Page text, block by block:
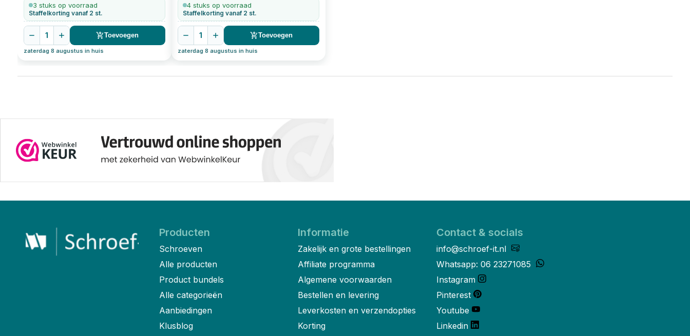
3 stuks op voorraad
Staffelkorting vanaf 2 st.
1 Toevoegen
zaterdag 8 augustus in huis
4 stuks op voorraad
Staffelkorting vanaf 2 st.
1 Toevoegen
zaterdag 8 augustus in huis
Producten
Schroeven
Alle producten
Product bundels
Alle categorieën
Aanbiedingen
Klusblog
Informatie
Zakelijk en grote bestellingen
Affiliate programma
Algemene voorwaarden
Bestellen en levering
Leverkosten en verzendopties
Korting
Contact & socials
info@schroef-it.nl
Whatsapp: 06 23271085
Instagram
Pinterest
Youtube
Linkedin